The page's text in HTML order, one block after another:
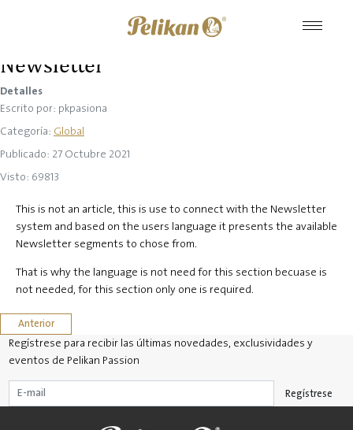
Newsletter
Detalles
Escrito por: pkpasiona
Categoría: Global
Publicado: 27 Octubre 2021
Visto: 69813
This is not an article, this is use to connect with the Newsletter
system and based on the users language it presents the available
Newsletter segments to chose from.
That is why the language is not need for this section becuase is
not needed, for this section only one is required.
Artículo anterior: Find a retailer
Anterior
Regístrese para recibir las últimas novedades, exclusividades y
eventos de Pelikan Passion
Regístrese